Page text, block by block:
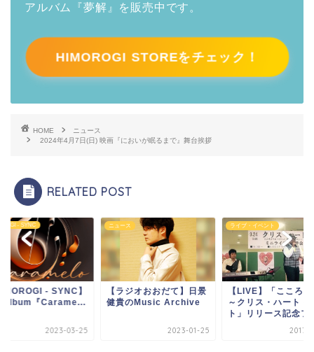
アルバム『夢解』を販売中です。
HIMOROGI STOREをチェック！
HOME
ニュース
2024年4月7日(日) 映画『においが眠るまで』舞台挨拶
RELATED POST
- SYNC
- SYNC】
『Carame...
2023-03-25
ニュース
【ラジオおおだて】日景
健貴のMusic Archive
2023-01-25
ライブ・イベント
【LIVE】「こころ
～クリス・ハート ベ
ト」リリース記念フ
2017-